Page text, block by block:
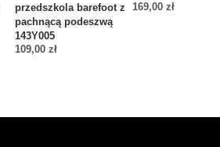
przedszkola barefoot z
pachnącą podeszwą
143Y005
109,00 zł
169,00 zł